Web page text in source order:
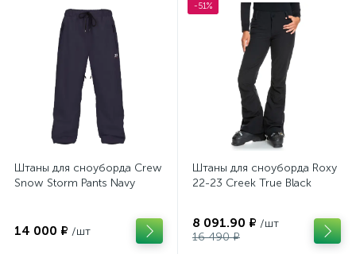
Штаны для сноуборда Crew
Snow Storm Pants Navy
14 000 ₽ /шт
-51%
Штаны для сноуборда Roxy
22-23 Creek True Black
8 091.90 ₽ /шт
16 490 ₽